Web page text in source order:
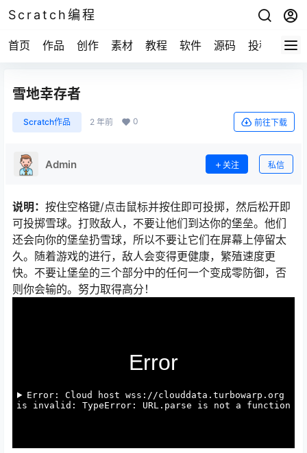
Scratch编程
首页 作品 创作 素材 教程 软件 源码 投稿 关于
雪地幸存者
Scratch作品 2 年前 0 前往下载
Admin 关注 私信
说明： 按住空格键/点击鼠标并按住即可投掷，然后松开即
可投掷雪球。打败敌人，不要让他们到达你的堡垒。他们
还会向你的堡垒扔雪球，所以不要让它们在屏幕上停留太
久。随着游戏的进行，敌人会变得更健康，繁殖速度更
快。不要让堡垒的三个部分中的任何一个变成零防御，否
则你会输的。努力取得高分！